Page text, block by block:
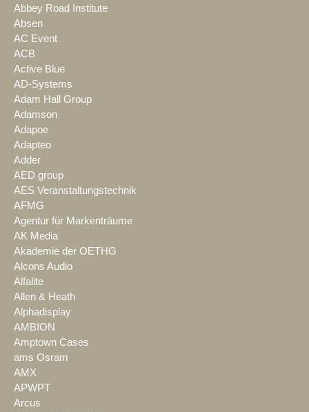
Abbey Road Institute
Absen
AC Event
ACB
Active Blue
AD-Systems
Adam Hall Group
Adamson
Adapoe
Adapteo
Adder
AED group
AES Veranstaltungstechnik
AFMG
Agentur für Markenträume
AK Media
Akademie der OETHG
Alcons Audio
Alfalite
Allen & Heath
Alphadisplay
AMBION
Amptown Cases
ams Osram
AMX
APWPT
Arcus